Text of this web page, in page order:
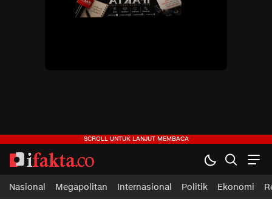
ifakta.co
#pastibenar
Nasional Megapolitan Internasional Politik Ekonomi